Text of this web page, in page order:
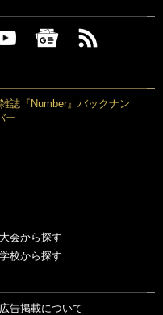
雑誌『Number』バックナン
ー
大会から探す
学校から探す
広告掲載について